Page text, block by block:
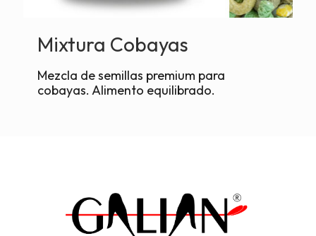
Mixtura Cobayas
Mezcla de semillas premium para
cobayas. Alimento equilibrado.